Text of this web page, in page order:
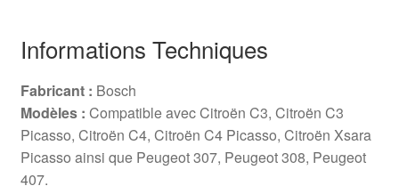
Informations Techniques
Fabricant : Bosch
Modèles : Compatible avec Citroën C3, Citroën C3
Picasso, Citroën C4, Citroën C4 Picasso, Citroën Xsara
Picasso ainsi que Peugeot 307, Peugeot 308, Peugeot
407.